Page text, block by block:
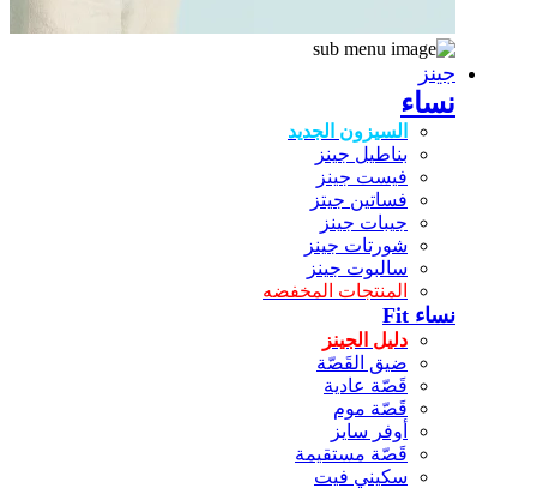
جينز
نساء
السيزون الجديد
بناطيل جينز
فيست جينز
فساتين جيتز
جيبات جينز
شورتات جينز
سالبوت جينز
المنتجات المخفضه
نساء Fit
دليل الجينز
ضيق القَصّة
قَصّة عادية
قَصّة موم
أوفر سايز
قَصّة مستقيمة
سكيني فيت